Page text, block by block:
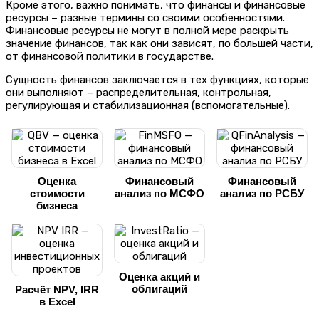
Кроме этого, важно понимать, что финансы и финансовые
ресурсы – разные термины со своими особенностями.
Финансовые ресурсы не могут в полной мере раскрыть
значение финансов, так как они зависят, по большей части,
от финансовой политики в государстве.
Сущность финансов заключается в тех функциях, которые
они выполняют – распределительная, контрольная,
регулирующая и стабилизационная (вспомогательные).
Оценка
стоимости
бизнеса
Финансовый
анализ по МСФО
Финансовый
анализ по РСБУ
Расчёт NPV, IRR
в Excel
Оценка акций и
облигаций